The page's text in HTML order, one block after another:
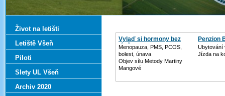
Vylaď si hormony bez
léků
Menopauza, PMS, PCOS,
bolest, únava
Objev sílu Metody Martiny
Mangové
Penzion
Ubytování
Jízda na
Život na letišti
Letiště Všeň
Piloti
Slety UL Všeň
Archiv 2020